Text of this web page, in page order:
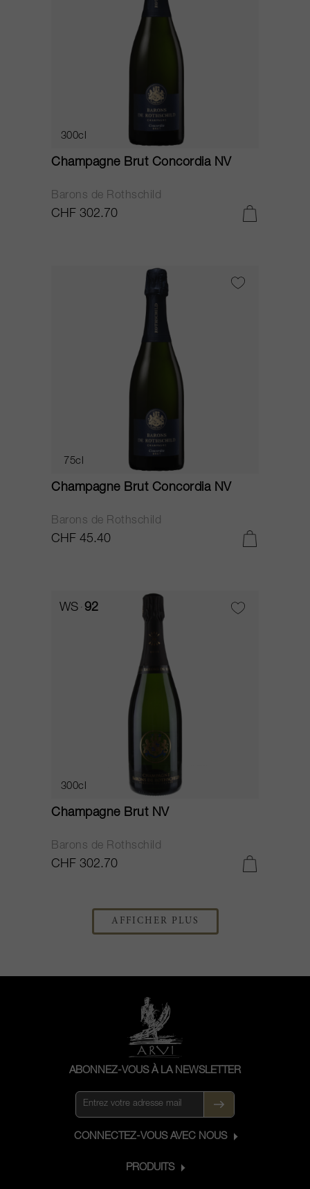
300cl
Champagne Brut Concordia NV
Barons de Rothschild
CHF 302.70
75cl
Champagne Brut Concordia NV
Barons de Rothschild
CHF 45.40
WS 92
300cl
Champagne Brut NV
Barons de Rothschild
CHF 302.70
AFFICHER PLUS
ABONNEZ-VOUS À LA NEWSLETTER
CONNECTEZ-VOUS AVEC NOUS
PRODUITS